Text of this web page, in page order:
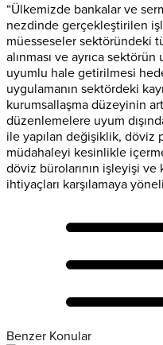
“Ülkemizde bankalar ve
nezdinde gerçekleştirilen
müesseseler sektöründeki
alınması ve ayrıca
uyumlu hale getirilmesi
uygulamanın sektördeki
kurumsallaşma düzeyinin
düzenlemelere uyum
ile yapılan değişiklik, döviz
müdahaleyi kesinlikle
döviz bürolarının işleyişi ve
ihtiyaçları karşılamaya
Benzer Konular